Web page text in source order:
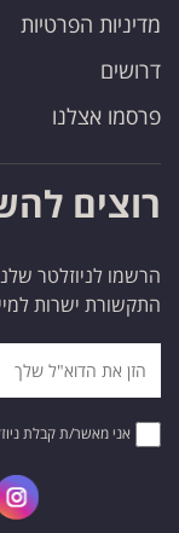
מדיניות הפרטיות
דרושים
פרסמו אצלנו
רוצים
הרשמו לניוזלטר
התקשורת ישרות
אני מאשר/ת קבלת